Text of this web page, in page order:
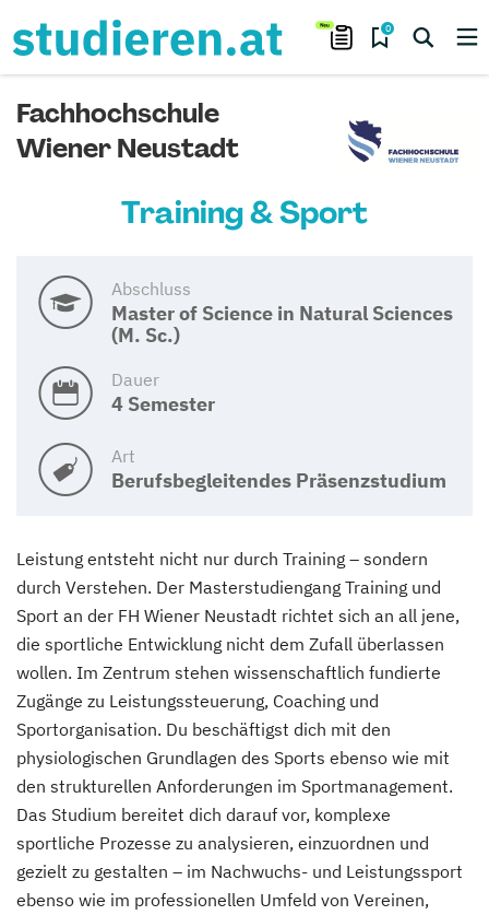
0
Fachhochschule
Wiener Neustadt
Training & Sport
Abschluss
Master of Science in Natural Sciences
(M. Sc.)
Dauer
4 Semester
Art
Berufsbegleitendes Präsenzstudium
Leistung entsteht nicht nur durch Training – sondern
durch Verstehen. Der Masterstudiengang Training und
Sport an der FH Wiener Neustadt richtet sich an all jene,
die sportliche Entwicklung nicht dem Zufall überlassen
wollen. Im Zentrum stehen wissenschaftlich fundierte
Zugänge zu Leistungssteuerung, Coaching und
Sportorganisation. Du beschäftigst dich mit den
physiologischen Grundlagen des Sports ebenso wie mit
den strukturellen Anforderungen im Sportmanagement.
Das Studium bereitet dich darauf vor, komplexe
sportliche Prozesse zu analysieren, einzuordnen und
gezielt zu gestalten – im Nachwuchs- und Leistungssport
ebenso wie im professionellen Umfeld von Vereinen,